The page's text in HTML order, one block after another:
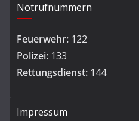
Notrufnummern
Feuerwehr: 122
Polizei: 133
Rettungsdienst: 144
Impressum